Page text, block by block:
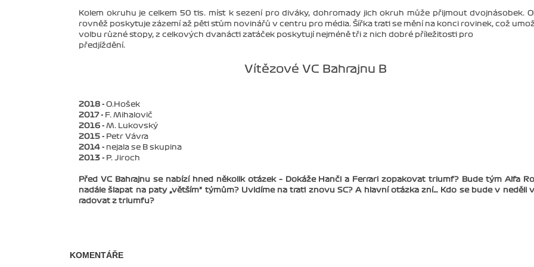
Kolem okruhu je celkem 50 tis. míst k sezení pro diváky, dohromady jich okruh může přijmout dvojnásobek.
rovněž poskytuje zázemí až pěti stům novinářů v centru pro média. Šířka trati se mění na konci rovinek, což
volbu různé stopy, z celkových dvanácti zatáček poskytují nejméně tři z nich dobré příležitosti pro
předjíždění.
Vítězové VC Bahrajnu B
2018 - O.Hošek
2017 - F. Mihalovič
2016 - M. Lukovský
2015 - Petr Vávra
2014 - nejala se B skupina
2013 - P. Jiroch
Před VC Bahrajnu se nabízí hned několik otázek – Dokáže Hančl a Ferrari zopakovat triumf? Bude tým Alfa
nadále šlapat na paty „větším“ týmům? Uvidíme na trati znovu SC? A hlavní otázka zní… Kdo se bude v neděli
radovat z triumfu?
KOMENTÁŘE